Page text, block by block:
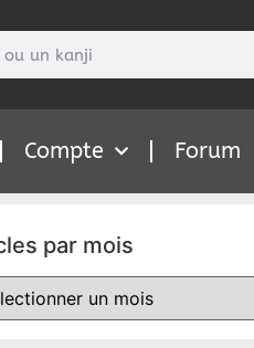
Compte Forum
par mois